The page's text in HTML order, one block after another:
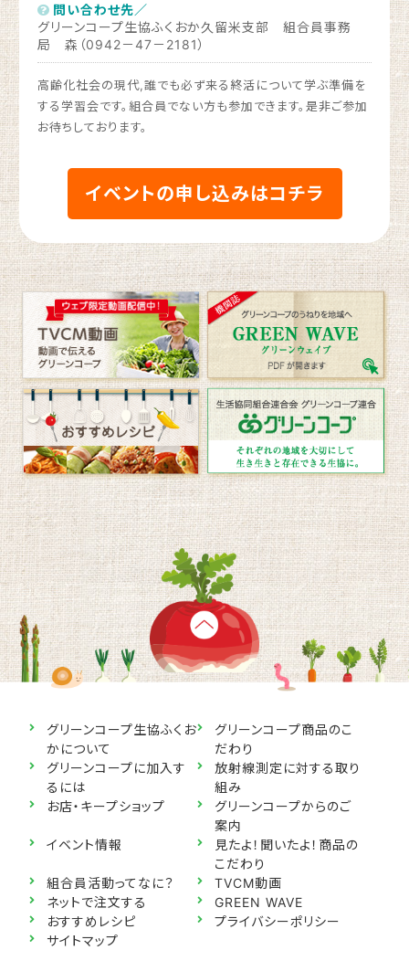
問い合わせ先／
グリーンコープ生協ふくおか久留米支部 組合員事務
局 森（0942－47－2181）
高齢化社会の現代,誰でも必ず来る終活について学ぶ準備を
する学習会です。組合員でない方も参加できます。是非ご参加
お待ちしております。
イベントの申し込みはコチラ
グリーンコープ生協ふくお
かについて
グリーンコープ商品のこ
だわり
グリーンコープに加入す
るには
放射線測定に対する取り
組み
お店・キープショップ
グリーンコープからのご
案内
イベント情報
見たよ！聞いたよ！商品の
こだわり
組合員活動ってなに？
TVCM動画
ネットで注文する
GREEN WAVE
おすすめレシピ
プライバシーポリシー
サイトマップ